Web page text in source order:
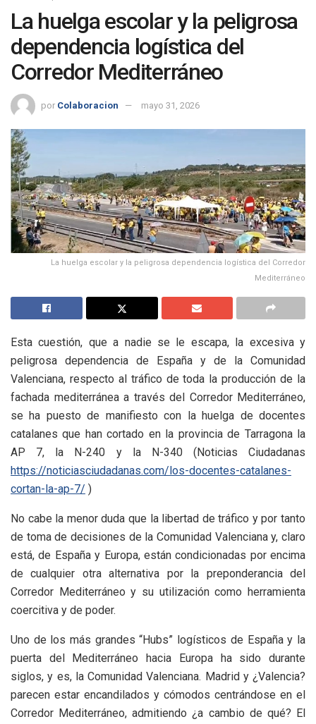
La huelga escolar y la peligrosa
dependencia logística del
Corredor Mediterráneo
por Colaboracion mayo 31, 2026
La huelga escolar y la peligrosa dependencia logística del Corredor
Mediterráneo
Esta cuestión, que a nadie se le escapa, la excesiva y
peligrosa dependencia de España y de la Comunidad
Valenciana, respecto al tráfico de toda la producción de la
fachada mediterránea a través del Corredor Mediterráneo,
se ha puesto de manifiesto con la huelga de docentes
catalanes que han cortado en la provincia de Tarragona la
AP 7, la N-240 y la N-340 (Noticias Ciudadanas
https://noticiasciudadanas.com/los-docentes-catalanes-
cortan-la-ap-7/ )
No cabe la menor duda que la libertad de tráfico y por tanto
de toma de decisiones de la Comunidad Valenciana y, claro
está, de España y Europa, están condicionadas por encima
de cualquier otra alternativa por la preponderancia del
Corredor Mediterráneo y su utilización como herramienta
coercitiva y de poder.
Uno de los más grandes “Hubs” logísticos de España y la
puerta del Mediterráneo hacia Europa ha sido durante
siglos, y es, la Comunidad Valenciana. Madrid y ¿Valencia?
parecen estar encandilados y cómodos centrándose en el
Corredor Mediterráneo, admitiendo ¿a cambio de qué? El